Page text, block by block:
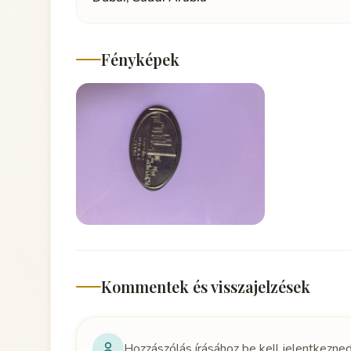
Fényképek
Kommentek és visszajelzések